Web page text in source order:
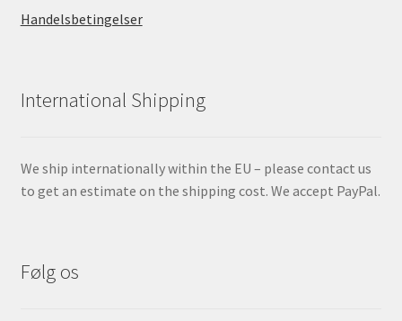
Handelsbetingelser
International Shipping
We ship internationally within the EU – please contact us
to get an estimate on the shipping cost. We accept PayPal.
Følg os